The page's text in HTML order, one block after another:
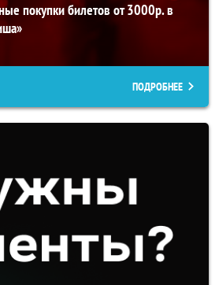
покупки билетов от 3000р. в
ПОДРОБНЕЕ